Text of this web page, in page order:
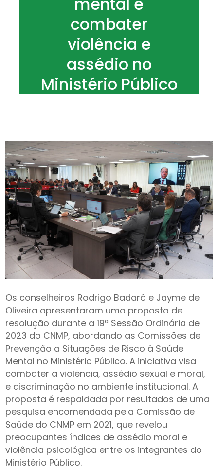
combater
violência e
assédio no
Ministério Público
Os conselheiros Rodrigo Badaró e Jayme de
Oliveira apresentaram uma proposta de
resolução durante a 19ª Sessão Ordinária de
2023 do CNMP, abordando as Comissões de
Prevenção a Situações de Risco à Saúde
Mental no Ministério Público. A iniciativa visa
combater a violência, assédio sexual e moral,
e discriminação no ambiente institucional. A
proposta é respaldada por resultados de uma
pesquisa encomendada pela Comissão de
Saúde do CNMP em 2021, que revelou
preocupantes índices de assédio moral e
violência psicológica entre os integrantes do
Ministério Público.